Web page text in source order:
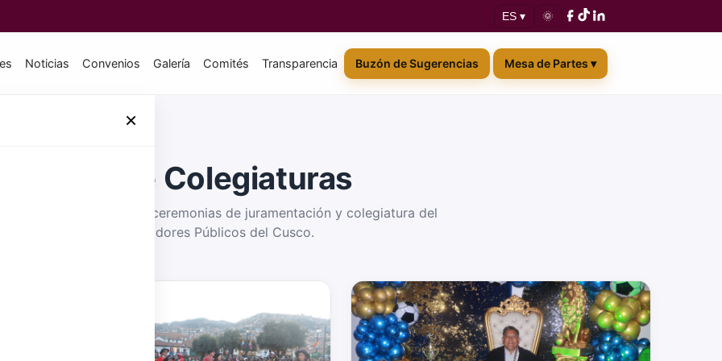
ES ▾ 🌞
Noticias Convenios Galería Comités Transparencia Buzón de Sugerencias Mesa de Partes ▾
×
Galería de Colegiaturas
momentos de las ceremonias de juramentación y colegiatura del
Colegio de Contadores Públicos del Cusco.